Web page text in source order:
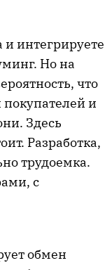
и интегрируете
Но на
что
и
Здесь
Разработка,
трудоемка.
с
обмен